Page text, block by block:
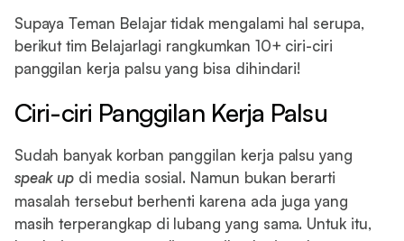
Supaya Teman Belajar tidak mengalami hal serupa,
berikut tim Belajarlagi rangkumkan 10+ ciri-ciri
panggilan kerja palsu yang bisa dihindari!
Ciri-ciri Panggilan Kerja Palsu
Sudah banyak korban panggilan kerja palsu yang
speak up di media sosial. Namun bukan berarti
masalah tersebut berhenti karena ada juga yang
masih terperangkap di lubang yang sama. Untuk itu,